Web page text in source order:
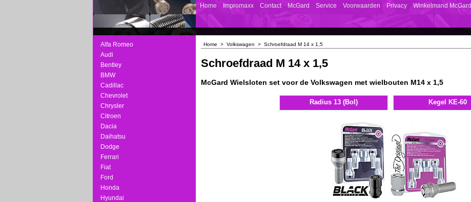
Home Impromaxx Contact McGard Service Voorwaarden Privacy Winkelmand McGard
Alfa Romeo
Audi
Bentley
BMW
Cadillac
Chevrolet
Chrysler
Citroen
Dacia
Daihatsu
Dodge
Ferrari
Fiat
Ford
Honda
Hyundai
Home > Volkswagen > Schroefdraad M 14 x 1,5
Schroefdraad M 14 x 1,5
McGard Wielsloten set voor de Volkswagen met wielbouten M14 x 1,5
Radius 13 (Bol) Kegel KE-60